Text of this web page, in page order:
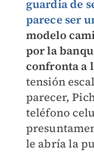
guardia de
parece ser
modelo
por la
confronta a
tensión
parecer,
teléfono
le abría la